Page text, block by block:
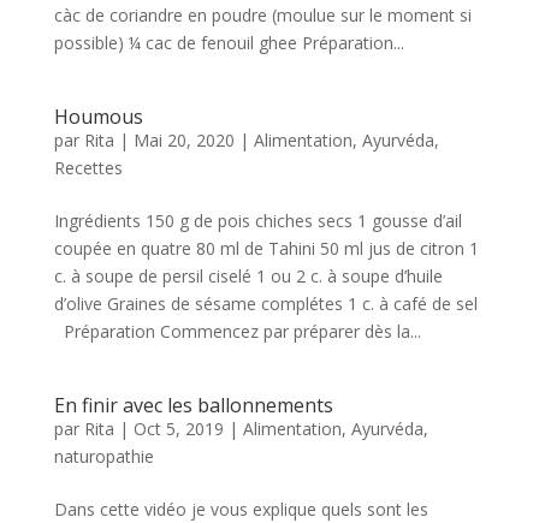
càc de coriandre en poudre (moulue sur le moment si
possible) ¼ cac de fenouil ghee Préparation...
Houmous
par Rita | Mai 20, 2020 | Alimentation, Ayurvéda,
Recettes
Ingrédients 150 g de pois chiches secs 1 gousse d’ail
coupée en quatre 80 ml de Tahini 50 ml jus de citron 1
c. à soupe de persil ciselé 1 ou 2 c. à soupe d’huile
d’olive Graines de sésame complétes 1 c. à café de sel
Préparation Commencez par préparer dès la...
En finir avec les ballonnements
par Rita | Oct 5, 2019 | Alimentation, Ayurvéda,
naturopathie
Dans cette vidéo je vous explique quels sont les